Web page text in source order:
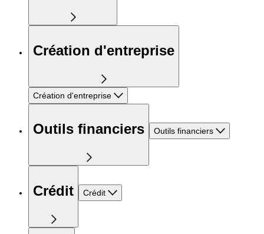
Création d'entreprise
Création d'entreprise
Outils financiers Outils financiers
Crédit Crédit